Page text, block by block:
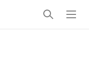
검
색
메
뉴